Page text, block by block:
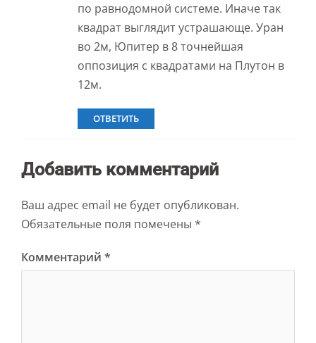
по равнодомной системе. Иначе так
квадрат выглядит устрашающе. Уран
во 2м, Юпитер в 8 точнейшая
оппозиция с квадратами на Плутон в
12м.
ОТВЕТИТЬ
Добавить комментарий
Ваш адрес email не будет опубликован.
Обязательные поля помечены *
Комментарий *